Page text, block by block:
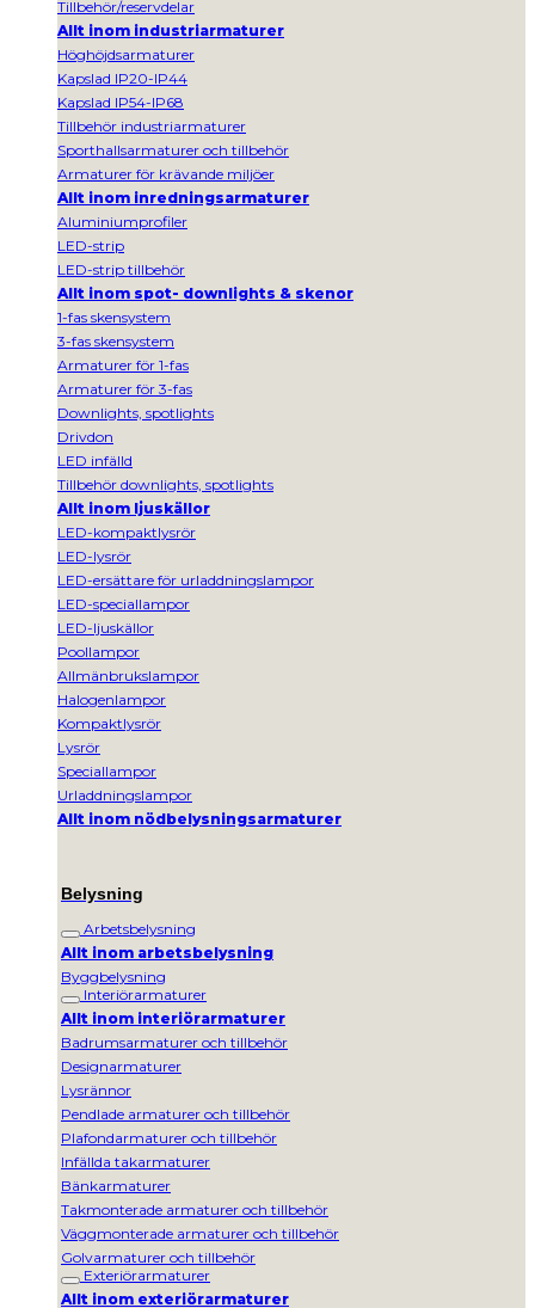
Tillbehör/reservdelar
Allt inom industriarmaturer
Höghöjdsarmaturer
Kapslad IP20-IP44
Kapslad IP54-IP68
Tillbehör industriarmaturer
Sporthallsarmaturer och tillbehör
Armaturer för krävande miljöer
Allt inom inredningsarmaturer
Aluminiumprofiler
LED-strip
LED-strip tillbehör
Allt inom spot- downlights & skenor
1-fas skensystem
3-fas skensystem
Armaturer för 1-fas
Armaturer för 3-fas
Downlights, spotlights
Drivdon
LED infälld
Tillbehör downlights, spotlights
Allt inom ljuskällor
LED-kompaktlysrör
LED-lysrör
LED-ersättare för urladdningslampor
LED-speciallampor
LED-ljuskällor
Poollampor
Allmänbrukslampor
Halogenlampor
Kompaktlysrör
Lysrör
Speciallampor
Urladdningslampor
Allt inom nödbelysningsarmaturer
Belysning
Arbetsbelysning
Allt inom arbetsbelysning
Byggbelysning
Interiörarmaturer
Allt inom interiörarmaturer
Badrumsarmaturer och tillbehör
Designarmaturer
Lysrännor
Pendlade armaturer och tillbehör
Plafondarmaturer och tillbehör
Infällda takarmaturer
Bänkarmaturer
Takmonterade armaturer och tillbehör
Väggmonterade armaturer och tillbehör
Golvarmaturer och tillbehör
Exteriörarmaturer
Allt inom exteriörarmaturer